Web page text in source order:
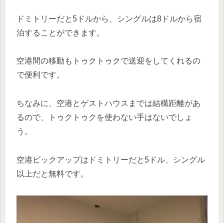
ドミトリーだと5ドルから、シングルは8ドルから宿
泊することができます。
空港間の移動もトゥクトゥクで送迎をしてくれるの
で便利です。
ちなみに、空港とゲストハウスまでは結構距離があ
るので、トゥクトゥクを使わない手はないでしょ
う。
空港ピックアップはドミトリーだと5ドル、シングル
以上だと無料です。